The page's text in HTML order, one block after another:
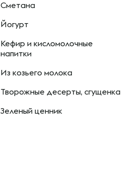
Сметана
Йогурт
Кефир и кисломолочные
напитки
Из козьего молока
Творожные десерты, сгущенка
Зеленый ценник